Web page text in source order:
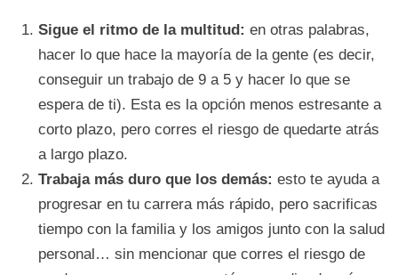
Sigue el ritmo de la multitud: en otras palabras,
hacer lo que hace la mayoría de la gente (es decir,
conseguir un trabajo de 9 a 5 y hacer lo que se
espera de ti). Esta es la opción menos estresante a
corto plazo, pero corres el riesgo de quedarte atrás
a largo plazo.
Trabaja más duro que los demás: esto te ayuda a
progresar en tu carrera más rápido, pero sacrificas
tiempo con la familia y los amigos junto con la salud
personal… sin mencionar que corres el riesgo de